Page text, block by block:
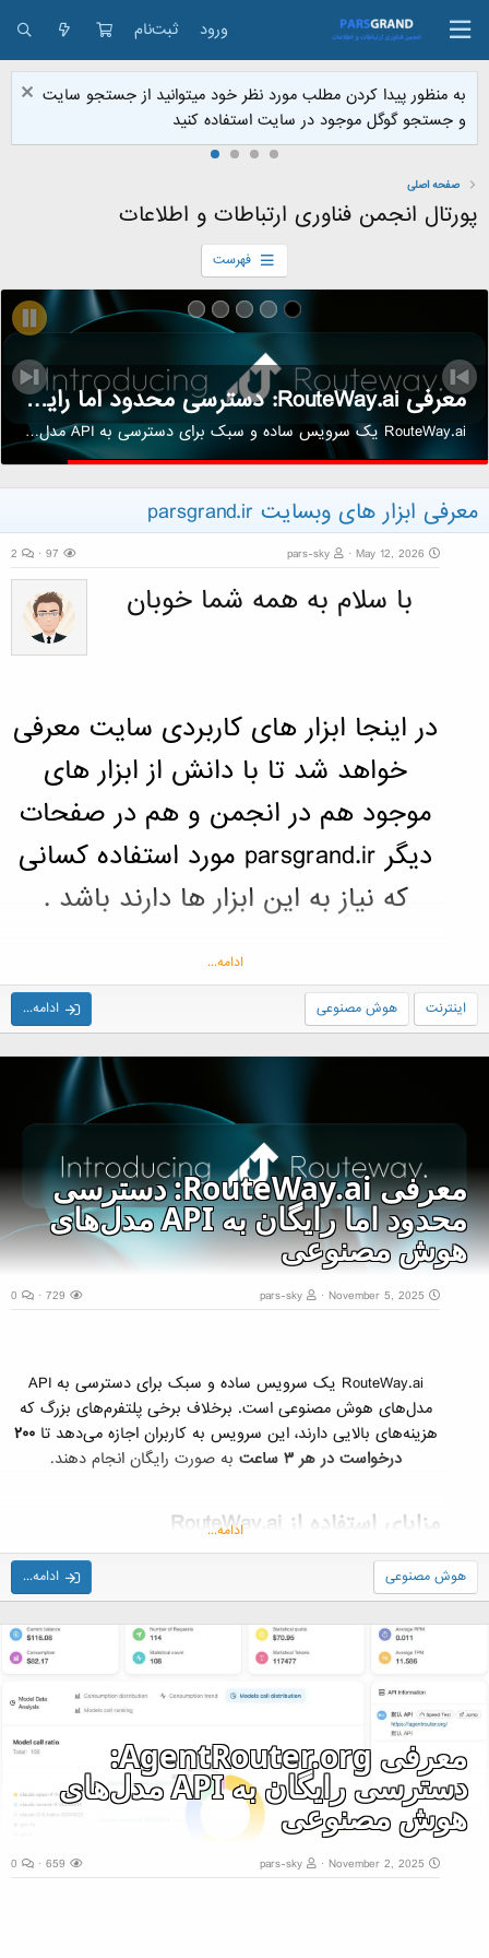
ورود ثبت‌نام
به منظور پیدا کردن مطلب مورد نظر خود میتوانید از جستجو سایت
و جستجو گوگل موجود در سایت استفاده کنید
صفحه اصلی
پورتال انجمن فناوری ارتباطات و اطلاعات
فهرست
معرفی RouteWay.ai: دسترسی محدود اما رایگان به API مدل‌های هوش مصنوعی
RouteWay.ai یک سرویس ساده و سبک برای دسترسی به API مدل‌های هوش مصنوعی است. برخلاف برخی پلتفرم‌های بزرگ که هزینه‌های بالایی دارند، این سرویس به کاربران اجازه می‌دهد تا ۲۰۰ درخواست در هر ۳ ساعت به...
معرفی ابزار های وبسایت parsgrand.ir
May 12, 2026
pars-sky
با سلام به همه شما خوبان
در اینجا ابزار های کاربردی سایت معرفی
خواهد شد تا با دانش از ابزار های
موجود هم در انجمن و هم در صفحات
دیگر parsgrand.ir مورد استفاده کسانی
که نیاز به این ابزار ها دارند باشد .
ادامه...
اینترنت هوش مصنوعی ادامه...
معرفی RouteWay.ai: دسترسی
محدود اما رایگان به API مدل‌های
هوش مصنوعی
November 5, 2025
pars-sky
RouteWay.ai یک سرویس ساده و سبک برای دسترسی به API
مدل‌های هوش مصنوعی است. برخلاف برخی پلتفرم‌های بزرگ که
هزینه‌های بالایی دارند، این سرویس به کاربران اجازه می‌دهد تا۲۰۰
درخواست در هر ۳ ساعت
به صورت رایگان انجام دهند.​
مزایای استفاده از RouteWay.ai​
مزیت
دسترسی
رایگان
بدون نیاز به کارت اعتباری یا پرداخت اولیه، می‌توانید
ساده‌سازی
اتصال
پشتیبانی از
چندین مدل
مدل‌های مختلف هوش مصنوعی (مثلاً زبان،
تصویر،...
ادامه...
هوش مصنوعی ادامه...
معرفی AgentRouter.org:
دسترسی رایگان به API مدل‌های
هوش مصنوعی
November 2, 2025
pars-sky